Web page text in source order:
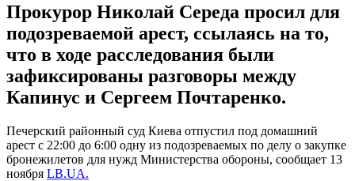
Прокурор Николай Середа просил для
подозреваемой арест, ссылаясь на то,
что в ходе расследования были
зафиксированы разговоры между
Капинус и Сергеем Почтаренко.
Печерский районный суд Киева отпустил под домашний
арест с 22:00 до 6:00 одну из подозреваемых по делу о закупке
бронежилетов для нужд Министерства обороны, сообщает 13
ноября LB.UA.